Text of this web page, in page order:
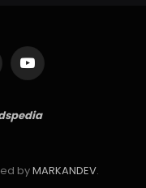
YouTube
byMARKANDEV.